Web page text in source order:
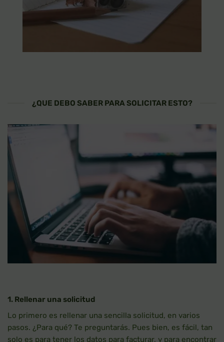
¿QUE DEBO SABER PARA SOLICITAR ESTO?
1. Rellenar una solicitud
Lo primero es rellenar una sencilla solicitud, en varios
pasos. ¿Para qué? Te preguntarás. Pues bien, es fácil, tan
solo es para tener los datos para facturar, y para encontrar